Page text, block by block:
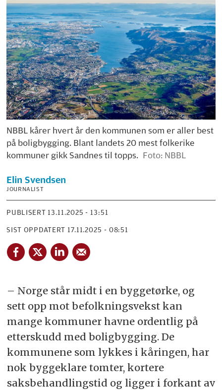
NBBL kårer hvert år den kommunen som er aller best
på boligbygging. Blant landets 20 mest folkerike
kommuner gikk Sandnes til topps. Foto: NBBL
Elin Svendsen
JOURNALIST
PUBLISERT 13.11.2025 - 13:51
SIST OPPDATERT 17.11.2025 - 08:51
– Norge står midt i en byggetørke, og
sett opp mot befolkningsvekst kan
mange kommuner havne ordentlig på
etterskudd med boligbygging. De
kommunene som lykkes i kåringen, har
nok byggeklare tomter, kortere
saksbehandlingstid og ligger i forkant av